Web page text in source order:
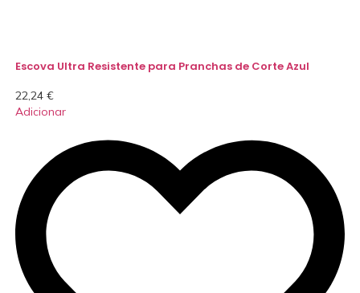
Escova Ultra Resistente para Pranchas de Corte Azul
22,24 €
Adicionar